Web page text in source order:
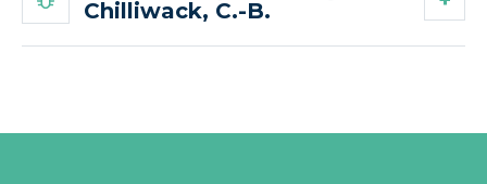
Chilliwack, C.-B.